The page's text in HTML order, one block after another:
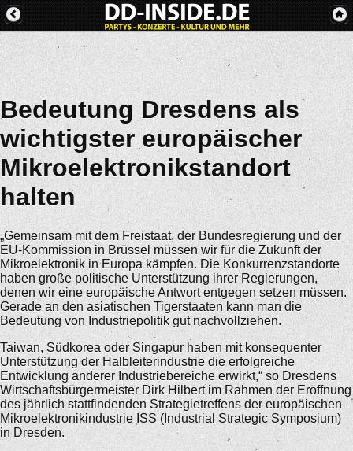
Bedeutung Dresdens als
wichtigster europäischer
Mikroelektronikstandort
halten
„Gemeinsam mit dem Freistaat, der Bundesregierung und der
EU-Kommission in Brüssel müssen wir für die Zukunft der
Mikroelektronik in Europa kämpfen. Die Konkurrenzstandorte
haben große politische Unterstützung ihrer Regierungen,
denen wir eine europäische Antwort entgegen setzen müssen.
Gerade an den asiatischen Tigerstaaten kann man die
Bedeutung von Industriepolitik gut nachvollziehen.
Taiwan, Südkorea oder Singapur haben mit konsequenter
Unterstützung der Halbleiterindustrie die erfolgreiche
Entwicklung anderer Industriebereiche erwirkt,“ so Dresdens
Wirtschaftsbürgermeister Dirk Hilbert im Rahmen der Eröffnung
des jährlich stattfindenden Strategietreffens der europäischen
Mikroelektronikindustrie ISS (Industrial Strategic Symposium)
in Dresden.